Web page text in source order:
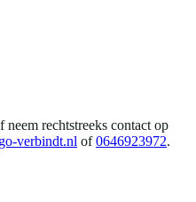
neem rechtstreeks contact op
verbindt.nl of 0646923972.